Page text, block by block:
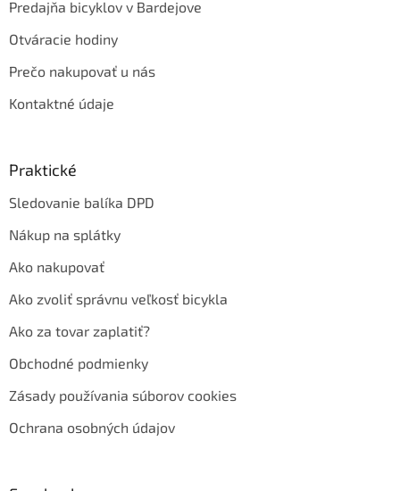
Predajňa bicyklov v Bardejove
Otváracie hodiny
Prečo nakupovať u nás
Kontaktné údaje
Praktické
Sledovanie balíka DPD
Nákup na splátky
Ako nakupovať
Ako zvoliť správnu veľkosť bicykla
Ako za tovar zaplatiť?
Obchodné podmienky
Zásady používania súborov cookies
Ochrana osobných údajov